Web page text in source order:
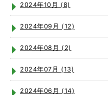
2024年10月 (8)
2024年09月 (12)
2024年08月 (2)
2024年07月 (13)
2024年06月 (14)